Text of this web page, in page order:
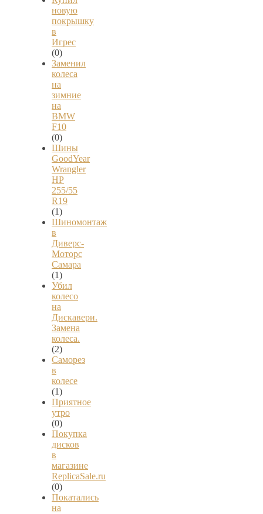
новую
покрышку
в
Игрес
(0)
Заменил
колеса
на
зимние
на
BMW
F10
(0)
Шины
GoodYear
Wrangler
HP
255/55
R19
(1)
Шиномонтаж
в
Диверс-
Моторс
Самара
(1)
Убил
колесо
на
Дискавери.
Замена
колеса.
(2)
Саморез
в
колесе
(1)
Приятное
утро
(0)
Покупка
дисков
в
магазине
ReplicaSale.ru
(0)
Покатались
на